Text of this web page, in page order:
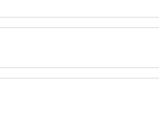
Ce fel de facilităţi